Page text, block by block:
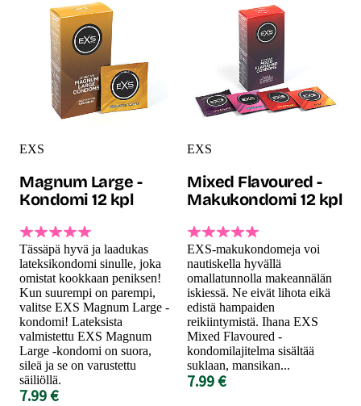
EXS
Magnum Large -
Kondomi 12 kpl
Tässäpä hyvä ja laadukas
lateksikondomi sinulle, joka
omistat kookkaan peniksen!
Kun suurempi on parempi,
valitse EXS Magnum Large -
kondomi! Lateksista
valmistettu EXS Magnum
Large -kondomi on suora,
sileä ja se on varustettu
säiliöllä.
7.99 €
EXS
Mixed Flavoured -
Makukondomi 12 kpl
EXS-makukondomeja voi
nautiskella hyvällä
omallatunnolla makeannälän
iskiessä. Ne eivät lihota eikä
edistä hampaiden
reikiintymistä. Ihana EXS
Mixed Flavoured -
kondomilajitelma sisältää
suklaan, mansikan...
7.99 €